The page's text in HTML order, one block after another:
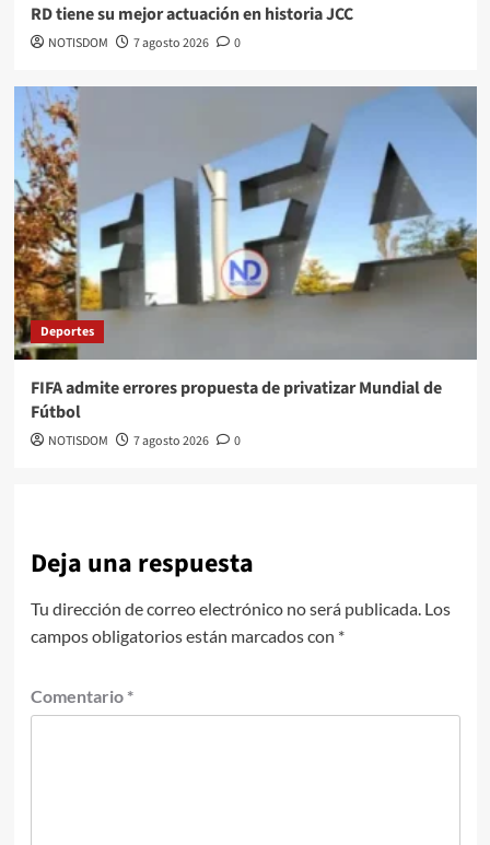
RD tiene su mejor actuación en historia JCC
NOTISDOM 7 agosto 2026 0
Deportes
FIFA admite errores propuesta de privatizar Mundial de
Fútbol
NOTISDOM 7 agosto 2026 0
Deja una respuesta
Tu dirección de correo electrónico no será publicada. Los
campos obligatorios están marcados con *
Comentario *